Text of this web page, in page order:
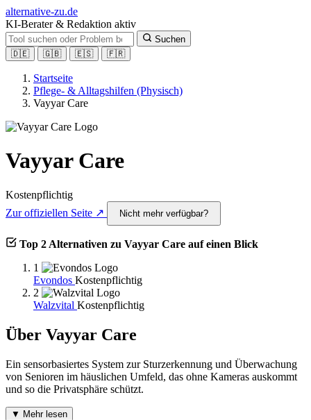
alternative-zu.de
KI-Berater & Redaktion aktiv
Suchen
🇩🇪
🇬🇧 🇪🇸 🇫🇷
Startseite
Pflege- & Alltagshilfen (Physisch)
Vayyar Care
Vayyar Care
Kostenpflichtig
Zur offiziellen Seite ↗
Nicht mehr verfügbar?
Top 2 Alternativen zu Vayyar Care auf einen Blick
1
Evondos Kostenpflichtig
2
Walzvital Kostenpflichtig
Über Vayyar Care
Ein sensorbasiertes System zur Sturzerkennung und Überwachung
von Senioren im häuslichen Umfeld, das ohne Kameras auskommt
und so die Privatsphäre schützt.
▼ Mehr lesen